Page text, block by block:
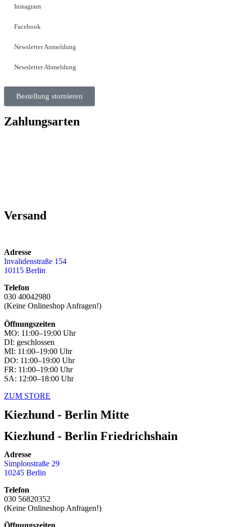
Instagram
Facebook
Newsletter Anmeldung
Newsletter Abmeldung
Bestellung stornieren
Zahlungsarten
Versand
Adresse
Invalidenstraße 154
10115 Berlin
Telefon
030 40042980
(Keine Onlineshop Anfragen!)
Öffnungszeiten
MO: 11:00–19:00 Uhr
DI: geschlossen
MI: 11:00–19:00 Uhr
DO: 11:00–19:00 Uhr
FR: 11:00–19:00 Uhr
SA: 12:00–18:00 Uhr
ZUM STORE
Kiezhund - Berlin Mitte
Kiezhund - Berlin Friedrichshain
Adresse
Simplonstraße 29
10245 Berlin
Telefon
030 56820352
(Keine Onlineshop Anfragen!)
Öffnungszeiten